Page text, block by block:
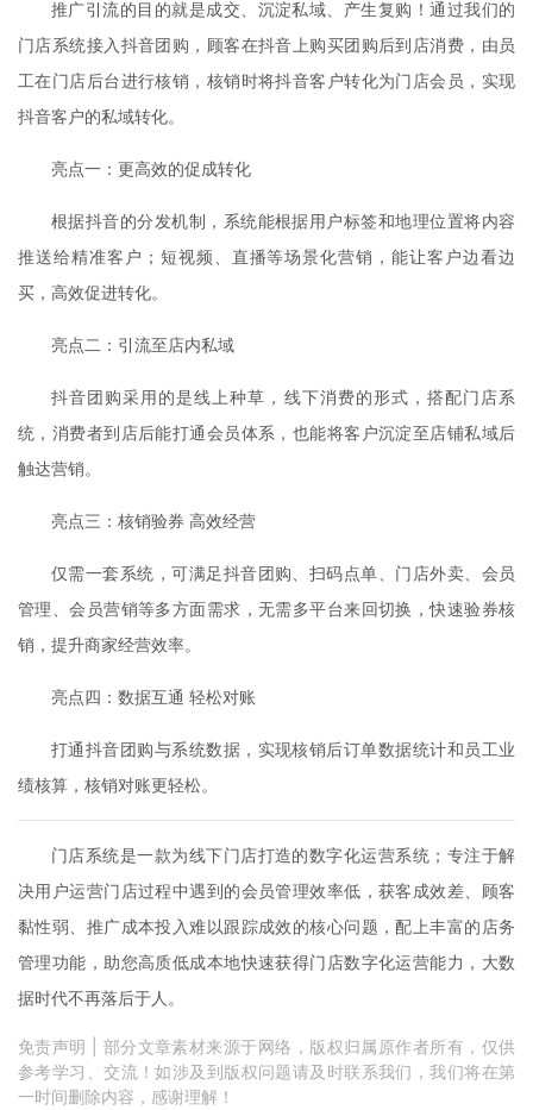
推广引流的目的就是成交、沉淀私域、产生复购！通过我们的
门店系统接入抖音团购，顾客在抖音上购买团购后到店消费，由员
工在门店后台进行核销，核销时将抖音客户转化为门店会员，实现
抖音客户的私域转化。
亮点一：更高效的促成转化
根据抖音的分发机制，系统能根据用户标签和地理位置将内容
推送给精准客户；短视频、直播等场景化营销，能让客户边看边
买，高效促进转化。
亮点二：引流至店内私域
抖音团购采用的是线上种草，线下消费的形式，搭配门店系
统，消费者到店后能打通会员体系，也能将客户沉淀至店铺私域后
触达营销。
亮点三：核销验券 高效经营
仅需一套系统，可满足抖音团购、扫码点单、门店外卖、会员
管理、会员营销等多方面需求，无需多平台来回切换，快速验券核
销，提升商家经营效率。
亮点四：数据互通 轻松对账
打通抖音团购与系统数据，实现核销后订单数据统计和员工业
绩核算，核销对账更轻松。
门店系统是一款为线下门店打造的数字化运营系统；专注于解
决用户运营门店过程中遇到的会员管理效率低，获客成效差、顾客
黏性弱、推广成本投入难以跟踪成效的核心问题，配上丰富的店务
管理功能，助您高质低成本地快速获得门店数字化运营能力，大数
据时代不再落后于人。
免责声明 | 部分文章素材来源于网络，版权归属原作者所有，仅供
参考学习、交流！如涉及到版权问题请及时联系我们，我们将在第
一时间删除内容，感谢理解！